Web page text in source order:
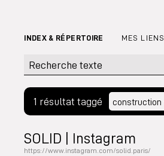
INDEX & RÉPERTOIRE MES LIENS
1 résultat taggé construction
SOLID | Instagram
https://www.instagram.com/solid.paris/